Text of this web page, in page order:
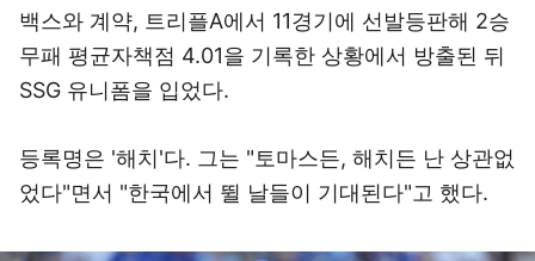
백스와 계약, 트리플A에서 11경기에 선발등판해 2승
무패 평균자책점 4.01을 기록한 상황에서 방출된 뒤
SSG 유니폼을 입었다.
등록명은 '해치'다. 그는 "토마스든, 해치든 난 상관없
었다"면서 "한국에서 뛸 날들이 기대된다"고 했다.